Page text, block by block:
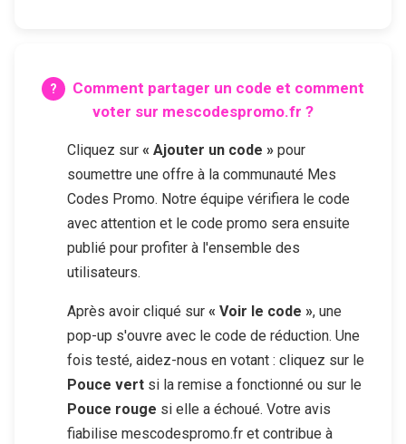
Comment partager un code et comment
voter sur mescodespromo.fr ?
Cliquez sur « Ajouter un code » pour
soumettre une offre à la communauté Mes
Codes Promo. Notre équipe vérifiera le code
avec attention et le code promo sera ensuite
publié pour profiter à l'ensemble des
utilisateurs.
Après avoir cliqué sur « Voir le code », une
pop-up s'ouvre avec le code de réduction. Une
fois testé, aidez-nous en votant : cliquez sur le
Pouce vert si la remise a fonctionné ou sur le
Pouce rouge si elle a échoué. Votre avis
fiabilise mescodespromo.fr et contribue à